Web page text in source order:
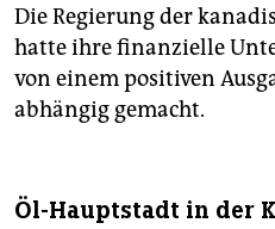
Die Regierung der
hatte ihre finanzielle
von einem positiven
abhängig gemacht.
Öl-Hauptstadt in der